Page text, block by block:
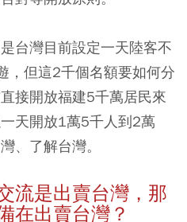
台灣目前設定一天陸客不
，但這2千個名額要如何分
接開放福建5千萬居民來
天開放1萬5千人到2萬
、了解台灣。
流是出賣台灣，那
在出賣台灣？